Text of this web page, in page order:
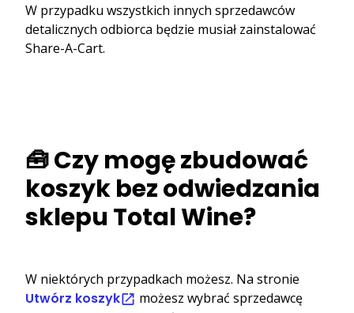
W przypadku wszystkich innych sprzedawców
detalicznych odbiorca będzie musiał zainstalować
Share-A-Cart.
🧰 Czy mogę zbudować
koszyk bez odwiedzania
sklepu Total Wine?
W niektórych przypadkach możesz. Na stronie
Utwórz koszyk
możesz wybrać sprzedawcę